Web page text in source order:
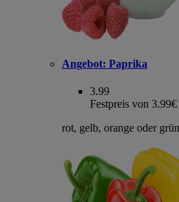
Angebot: Paprika
3.99
Festpreis von 3.99€
rot, gelb, orange oder